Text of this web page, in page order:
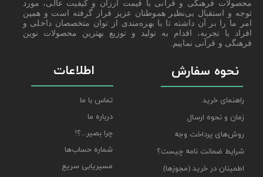
نحوه سفارش
راهنمای خرید
زمان و نحوه ارسال
روش‌های پرداخت وجه
شرایط ضمانت نامه چیست؟
اطمینان در خرید (مجوزها)
اطلاعات
تماس با ما
درباره ما
چرا بصیر...؟!
شماره حساب‌ها
مسیریابی سریع
محصولات فرهنگی و قرانی با قیمت ارزان و کیفیت عالی، مورد
توجه و استقبال بی‌نظیر هموطنان عزیز قرار گرفته است و همین
امر ما را بر آن داشته تا با بهره‌مندی از توان متخصصان داخلی و
افراد با تجربه، اقدام به تولید و توزیع بهترین محصولات نوین
فرهنگی و قرآنی نماییم.